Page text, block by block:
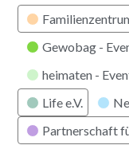
Gewobag -
heimaten -
Life e.V.
Partnerschaft